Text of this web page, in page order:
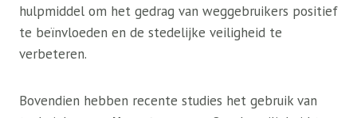
hulpmiddel om het gedrag van weggebruikers positief
te beïnvloeden en de stedelijke veiligheid te
verbeteren.
Bovendien hebben recente studies het gebruik van